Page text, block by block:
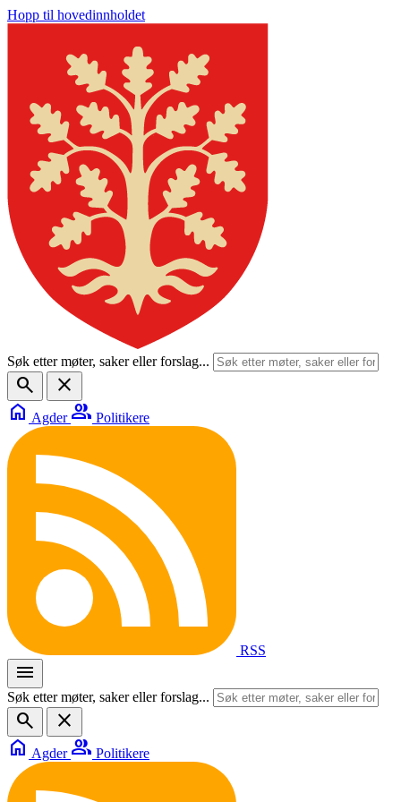
Hopp til hovedinnholdet
Søk etter møter, saker eller forslag...
search
close
home Agder group Politikere
RSS
menu
Søk etter møter, saker eller forslag...
search
close
home Agder group Politikere